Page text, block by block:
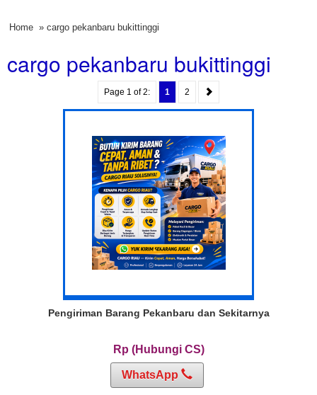
Home » cargo pekanbaru bukittinggi
cargo pekanbaru bukittinggi
Page 1 of 2: 1 2
Pengiriman Barang Pekanbaru dan Sekitarnya
Rp (Hubungi CS)
WhatsApp